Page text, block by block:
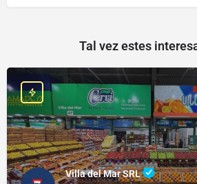
Tal vez estes
Villa del Mar SRL